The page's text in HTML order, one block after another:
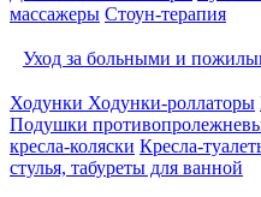
массажеры Стоун-терапия
Уход за больными и
Ходунки Ходунки-роллаторы
Подушки
кресла-коляски Кресла-
стулья, табуреты для ванной